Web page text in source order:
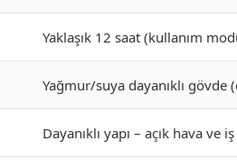
Yaklaşık 12 saat (kullanım
Yağmur/suya dayanıklı gövde
Dayanıklı yapı – açık hava ve